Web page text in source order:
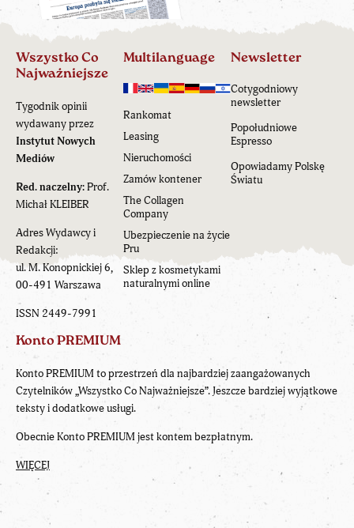
Wszystko Co
Najważniejsze
Tygodnik opinii
wydawany przez
Instytut Nowych
Mediów
Red. naczelny:Prof.
Michał KLEIBER
Adres Wydawcy i
Redakcji:
ul. M. Konopnickiej 6,
00-491 Warszawa
ISSN 2449-7991
Multilanguage
Rankomat
Leasing
Nieruchomości
Zamów kontener
The Collagen
Company
Ubezpieczenie na życie
Pru
Sklep z kosmetykami
naturalnymi online
Newsletter
Cotygodniowy
newsletter
Popołudniowe
Espresso
Opowiadamy Polskę
Światu
Konto PREMIUM
Konto PREMIUM to przestrzeń dla najbardziej zaangażowanych
Czytelników „Wszystko Co Najważniejsze”. Jeszcze bardziej wyjątkowe
teksty i dodatkowe usługi.
Obecnie Konto PREMIUM jest kontem bezpłatnym.
WIĘCEJ